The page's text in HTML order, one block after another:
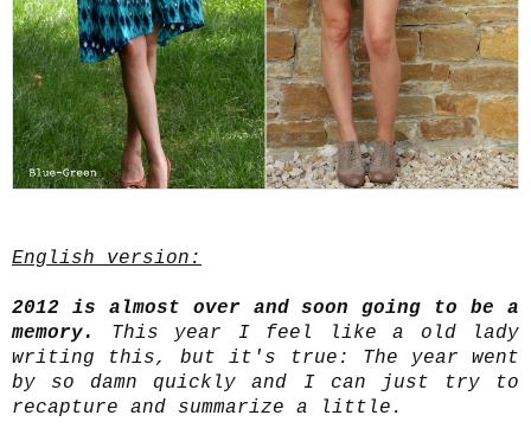
English version:
2012 is almost over and soon going to be a
memory.
This year I feel like a old lady
writing this, but it's true: The year went
by so damn quickly and I can just try to
recapture and summarize a little.